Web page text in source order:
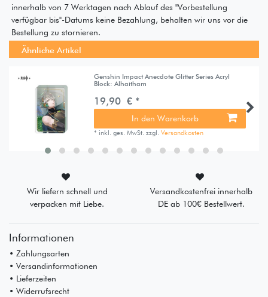
innerhalb von 7 Werktagen nach Ablauf des "Vorbestellung
verfügbar bis"-Datums keine Bezahlung, behalten wir uns vor die
Bestellung zu stornieren.
Ähnliche Artikel
Genshin Impact Anecdote Glitter Series Acryl
Block: Alhaitham
19,90 € *
In den Warenkorb
* inkl. ges. MwSt. zzgl.Versandkosten
Wir liefern schnell und
verpacken mit Liebe.
Versandkostenfrei innerhalb
DE ab 100€ Bestellwert.
Informationen
• Zahlungsarten
• Versandinformationen
• Lieferzeiten
• Widerrufsrecht